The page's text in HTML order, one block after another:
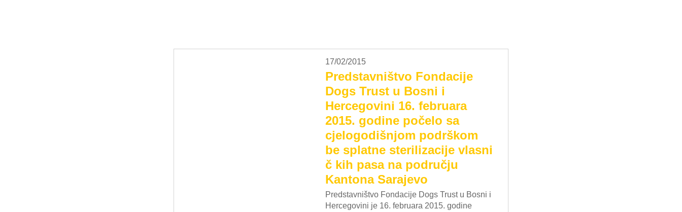
17/02/2015
Predstavništvo Fondacije
Dogs Trust u Bosni i
Hercegovini 16. februara
2015. godine počelo sa
cjelogodišnjom podrškom
be splatne sterilizacije vlasni
č kih pasa na području
Kantona Sarajevo
Predstavništvo Fondacije Dogs Trust u Bosni i
Hercegovini je 16. februara 2015. godine